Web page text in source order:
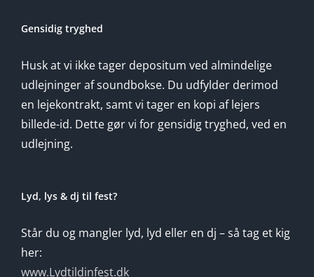
Gensidig tryghed
Husk at vi ikke tager depositum ved almindelige
udlejninger af soundbokse. Du udfylder derimod
en lejekontrakt, samt vi tager en kopi af lejers
billede-id. Dette gør vi for gensidig tryghed, ved en
udlejning.
Lyd, lys & dj til fest?
Står du og mangler lyd, lyd eller en dj – så tag et kig
her:
www.Lydtildinfest.dk